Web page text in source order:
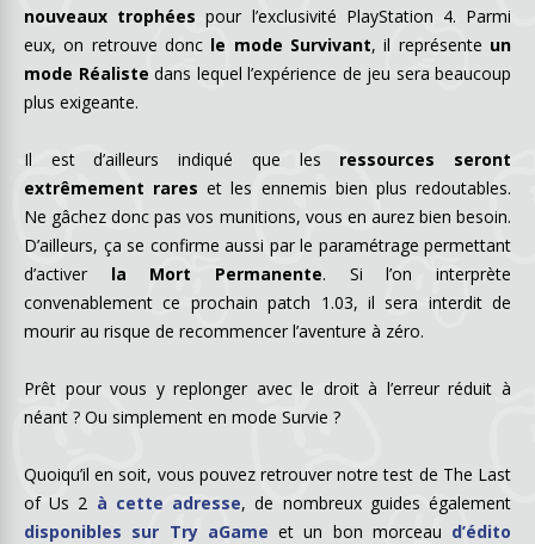
nouveaux trophées pour l’exclusivité PlayStation 4. Parmi
eux, on retrouve donc le mode Survivant, il représente un
mode Réaliste dans lequel l’expérience de jeu sera beaucoup
plus exigeante.
Il est d’ailleurs indiqué que les ressources seront
extrêmement rares et les ennemis bien plus redoutables.
Ne gâchez donc pas vos munitions, vous en aurez bien besoin.
D’ailleurs, ça se confirme aussi par le paramétrage permettant
d’activer la Mort Permanente. Si l’on interprète
convenablement ce prochain patch 1.03, il sera interdit de
mourir au risque de recommencer l’aventure à zéro.
Prêt pour vous y replonger avec le droit à l’erreur réduit à
néant ? Ou simplement en mode Survie ?
Quoiqu’il en soit, vous pouvez retrouver notre test de The Last
of Us 2 à cette adresse, de nombreux guides également
disponibles sur Try aGame et un bon morceau d’édito